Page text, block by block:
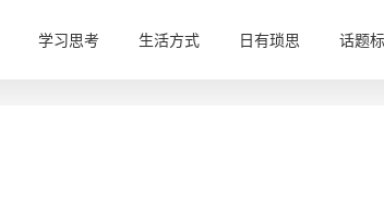
学习思考 生活方式 日有琐思 话题